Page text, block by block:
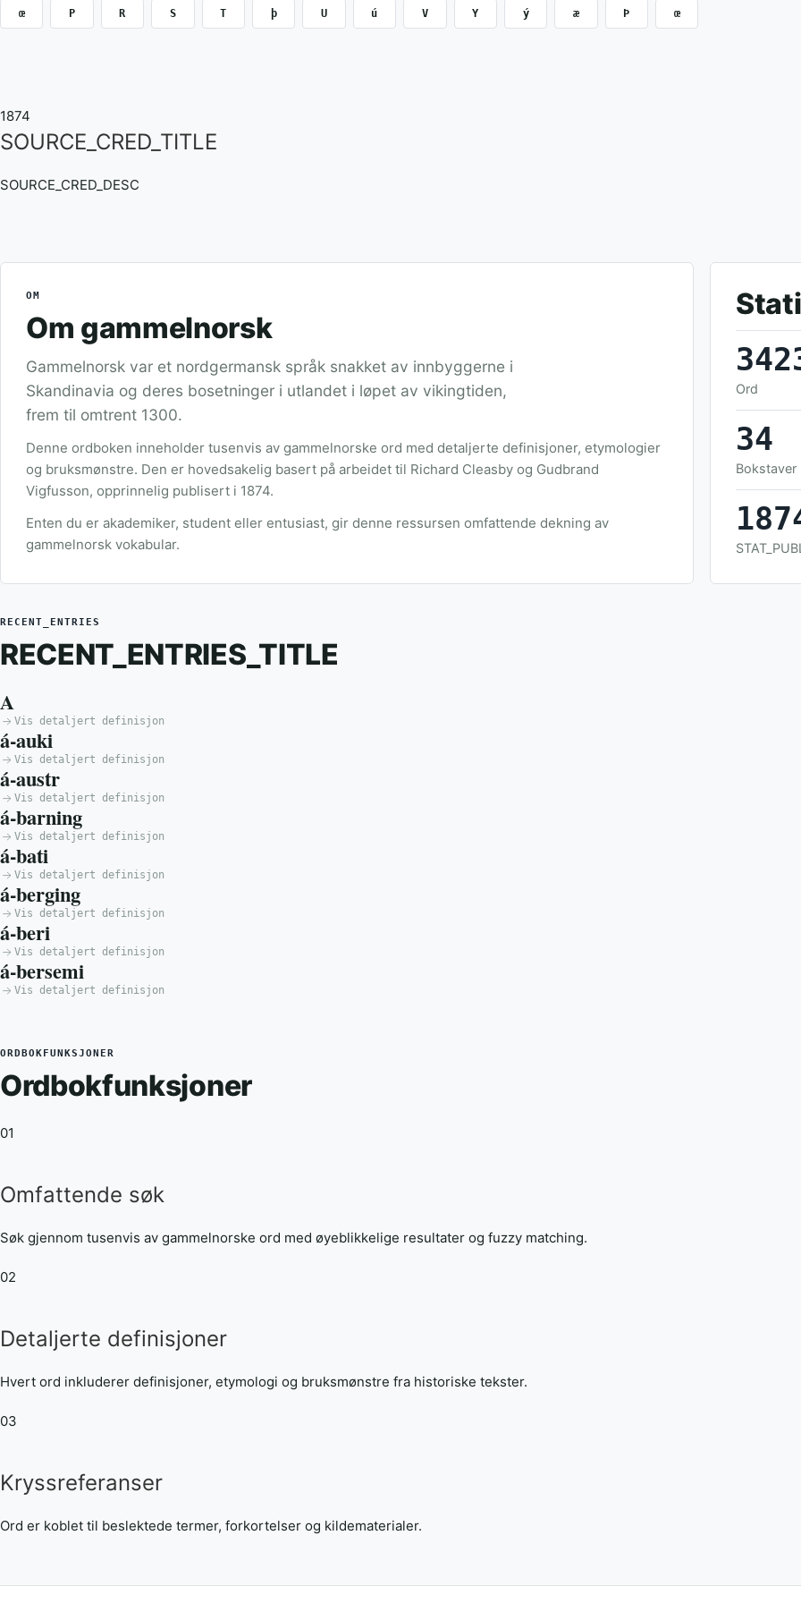
œ P R S T þ U ú V Y ý æ Þ œ
1874
SOURCE_CRED_TITLE
SOURCE_CRED_DESC
OM
Om gammelnorsk
Gammelnorsk var et nordgermansk språk snakket av innbyggerne i
Skandinavia og deres bosetninger i utlandet i løpet av vikingtiden,
frem til omtrent 1300.
Denne ordboken inneholder tusenvis av gammelnorske ord med detaljerte definisjoner, etymologier
og bruksmønstre. Den er hovedsakelig basert på arbeidet til Richard Cleasby og Gudbrand
Vigfusson, opprinnelig publisert i 1874.
Enten du er akademiker, student eller entusiast, gir denne ressursen omfattende dekning av
gammelnorsk vokabular.
Ord
34
Bokstaver
RECENT_ENTRIES
RECENT_ENTRIES_TITLE
A
Vis detaljert definisjon
á-auki
Vis detaljert definisjon
á-austr
Vis detaljert definisjon
á-barning
Vis detaljert definisjon
á-bati
Vis detaljert definisjon
á-berging
Vis detaljert definisjon
á-beri
Vis detaljert definisjon
á-bersemi
Vis detaljert definisjon
ORDBOKFUNKSJONER
Ordbokfunksjoner
01
Omfattende søk
Søk gjennom tusenvis av gammelnorske ord med øyeblikkelige resultater og fuzzy matching.
02
Detaljerte definisjoner
Hvert ord inkluderer definisjoner, etymologi og bruksmønstre fra historiske tekster.
03
Kryssreferanser
Ord er koblet til beslektede termer, forkortelser og kildematerialer.